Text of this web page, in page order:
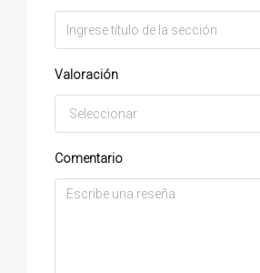
Valoración
Seleccionar
Comentario